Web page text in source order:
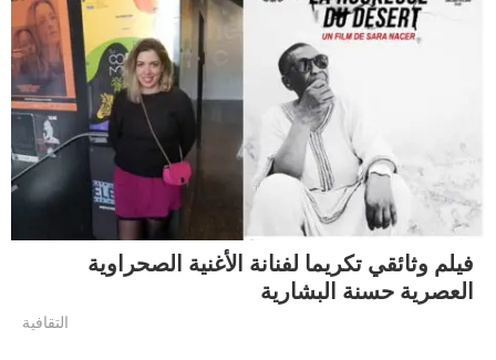
فيلم وثائقي تكريما لفنانة الأغنية الصحراوية
العصرية حسنة البشارية
التقافية